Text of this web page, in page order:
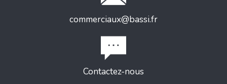
commerciaux@bassi.fr
Contactez-nous